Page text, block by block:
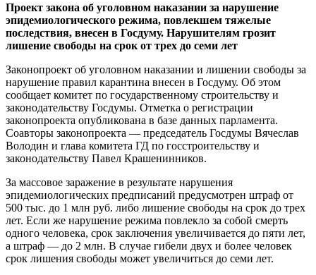
Проект закона об уголовном наказании за нарушение
эпидемиологического режима, повлекшем тяжелые
последствия, внесен в Госдуму. Нарушителям грозит
лишение свободы на срок от трех до семи лет
Законопроект об уголовном наказании и лишении свободы за
нарушение правил карантина внесен в Госдуму. Об этом
сообщает комитет по государственному строительству и
законодательству Госдумы. Отметка о регистрации
законопроекта опубликована в базе данных парламента.
Соавторы законопроекта — председатель Госдумы Вячеслав
Володин и глава комитета ГД по госстроительству и
законодательству Павел Крашенинников.
За массовое заражение в результате нарушения
эпидемиологических предписаний предусмотрен штраф от
500 тыс. до 1 млн руб. либо лишение свободы на срок до трех
лет. Если же нарушение режима повлекло за собой смерть
одного человека, срок заключения увеличивается до пяти лет,
а штраф — до 2 млн. В случае гибели двух и более человек
срок лишения свободы может увеличиться до семи лет.